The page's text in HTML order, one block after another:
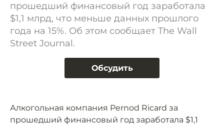
прошедший финансовый год заработала
$1,1 млрд, что меньше данных прошлого
года на 15%. Об этом сообщает The Wall
Street Journal.
Обсудить
Алкогольная компания Pernod Ricard за
прошедший финансовый год заработала $1,1